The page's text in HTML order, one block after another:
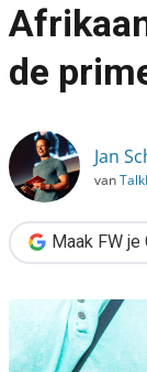
Een heel land op
de
Jan
van
Maak FW